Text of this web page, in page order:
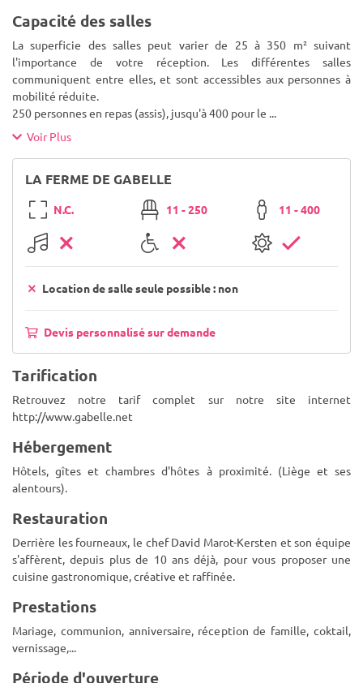
Capacité des salles
La superficie des salles peut varier de 25 à 350 m² suivant
l'importance de votre réception. Les différentes salles
communiquent entre elles, et sont accessibles aux personnes à
mobilité réduite.
250 personnes en repas (assis), jusqu'à 400 pour le ...
Voir Plus
LA FERME DE GABELLE
N.C. 11 - 250 11 - 400
Location de salle seule possible : non
Devis personnalisé sur demande
Tarification
Retrouvez notre tarif complet sur notre site internet
http://www.gabelle.net
Hébergement
Hôtels, gîtes et chambres d'hôtes à proximité. (Liège et ses
alentours).
Restauration
Derrière les fourneaux, le chef David Marot-Kersten et son équipe
s'affèrent, depuis plus de 10 ans déjà, pour vous proposer une
cuisine gastronomique, créative et raffinée.
Prestations
Mariage, communion, anniversaire, réception de famille, coktail,
vernissage,...
Période d'ouverture